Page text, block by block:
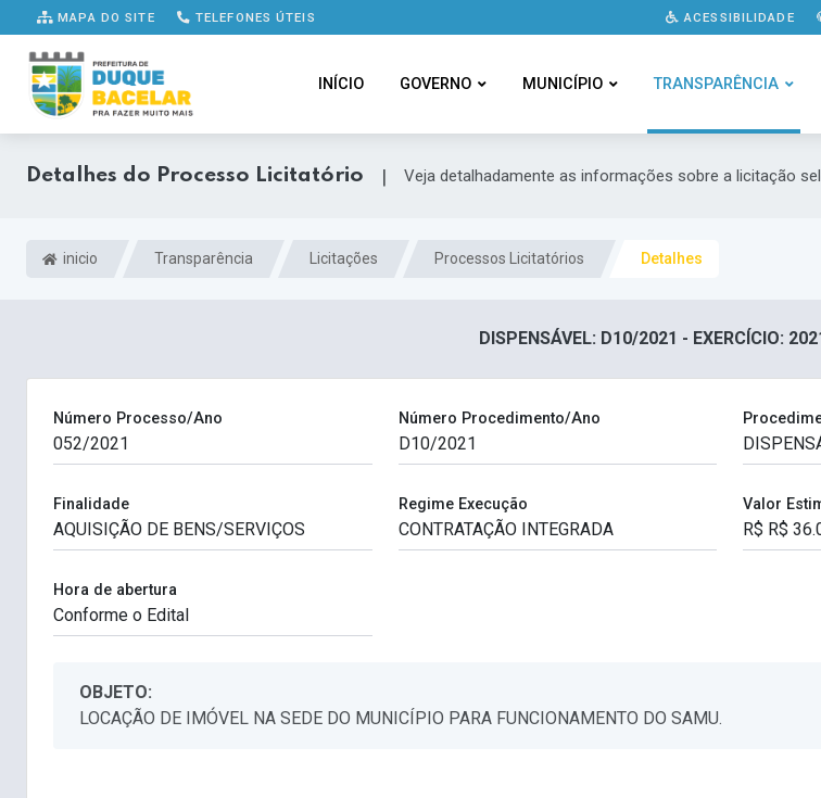
MAPA DO SITE TELEFONES ÚTEIS ACESSIBILIDADE
INÍCIO GOVERNO MUNICÍPIO TRANSPARÊNCIA
Detalhes do Processo Licitatório | Veja detalhadamente as informações sobre a licitação
inicio Transparência Licitações Processos Licitatórios Detalhes
DISPENSÁVEL: D10/2021 - EXERCÍCIO:
Número Processo/Ano Número Procedimento/Ano
Finalidade Regime Execução Valor
Hora de abertura
OBJETO:
LOCAÇÃO DE IMÓVEL NA SEDE DO MUNICÍPIO PARA FUNCIONAMENTO DO SAMU.